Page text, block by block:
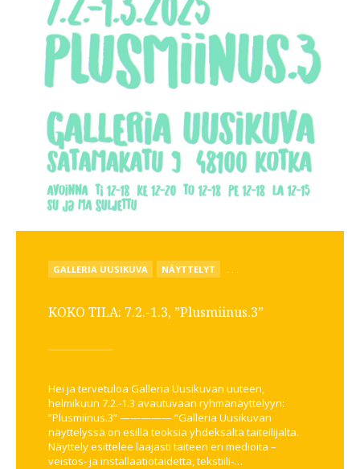
POSTED
IN
GALLERIA UUSIKUVA NÄYTTELYT
KOKO TILA: 7.2.-1.3, ”Plusmiinus.3”
Hei ja tervetuloa Galleria Uusikuvan uuteen,
helmikuun 7.2.-1.3 avautuvaan ryhmänäyttelyyn:
”Plusmiinus.3” ————— ”Galleria Uusikuvan
näyttelyssä on esillä teoksia yhdeksältä taiteilijalta.
Näyttely esittelee laajasti taiteen eri medioita –
veistos- ja installaatiotaidetta, tekstiili-…